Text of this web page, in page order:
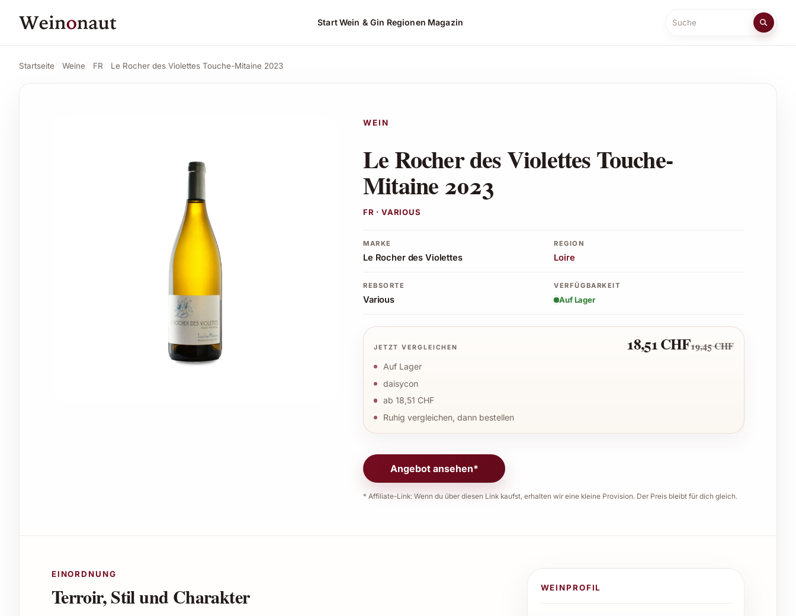
StartWein & Gin Regionen Magazin
Suche
Startseite Weine FR Le Rocher des Violettes Touche-Mitaine 2023
Angebot ansehen*
WEIN
Le Rocher des Violettes Touche-
Mitaine 2023
FR · VARIOUS
MARKE
Le Rocher des Violettes
REGION
Loire
REBSORTE
Various
VERFÜGBARKEIT
Auf Lager
JETZT VERGLEICHEN 18,51 CHF19,45 CHF
Auf Lager
daisycon
ab 18,51 CHF
Ruhig vergleichen, dann bestellen
Angebot ansehen*
* Affiliate-Link: Wenn du über diesen Link kaufst, erhalten wir eine kleine Provision. Der Preis bleibt für dich gleich.
EINORDNUNG
Terroir, Stil und Charakter WEINPROFIL